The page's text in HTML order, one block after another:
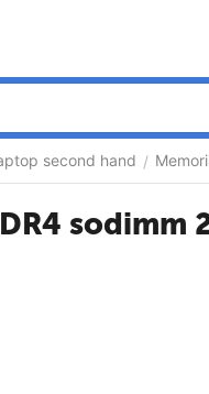
second hand /
sodimm